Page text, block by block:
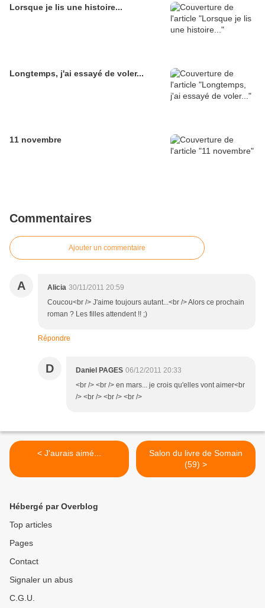
Lorsque je lis une histoire...
Longtemps, j'ai essayé de voler...
11 novembre
Commentaires
Ajouter un commentaire
A Alicia 30/11/2011 20:59
Coucou<br /> J'aime toujours autant...<br /> Alors ce prochain
roman ? Les filles attendent !! ;)
Répondre
D Daniel PAGES 06/12/2011 20:33
<br /> <br /> en mars... je crois qu'elles vont aimer<br
/> <br /> <br /> <br />
< J'aurais aimé...
Salon du livre de Somain
(59) >
Hébergé par Overblog
Top articles
Pages
Contact
Signaler un abus
C.G.U.